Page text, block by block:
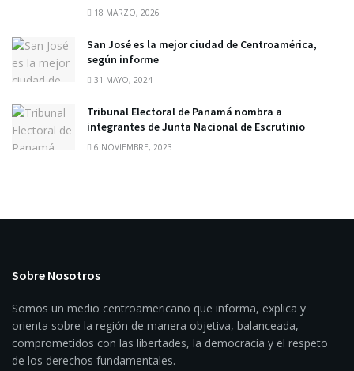
18 MARZO, 2026
San José es la mejor ciudad de Centroamérica,
según informe
31 MAYO, 2024
Tribunal Electoral de Panamá nombra a
integrantes de Junta Nacional de Escrutinio
6 NOVIEMBRE, 2023
Sobre Nosotros
Somos un medio centroamericano que informa, explica y
orienta sobre la región de manera objetiva, balanceada,
comprometidos con las libertades, la democracia y el respeto
de los derechos fundamentales.